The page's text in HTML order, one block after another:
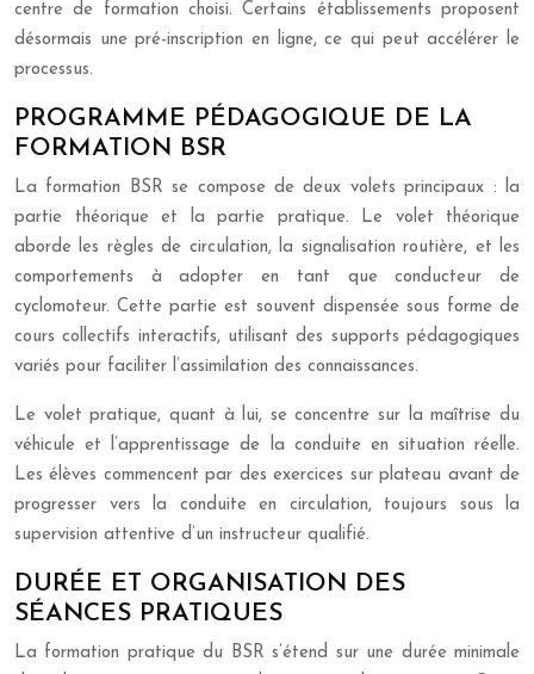
centre de formation choisi. Certains établissements proposent
désormais une pré-inscription en ligne, ce qui peut accélérer le
processus.
PROGRAMME PÉDAGOGIQUE DE LA
FORMATION BSR
La formation BSR se compose de deux volets principaux : la
partie théorique et la partie pratique. Le volet théorique
aborde les règles de circulation, la signalisation routière, et les
comportements à adopter en tant que conducteur de
cyclomoteur. Cette partie est souvent dispensée sous forme de
cours collectifs interactifs, utilisant des supports pédagogiques
variés pour faciliter l’assimilation des connaissances.
Le volet pratique, quant à lui, se concentre sur la maîtrise du
véhicule et l’apprentissage de la conduite en situation réelle.
Les élèves commencent par des exercices sur plateau avant de
progresser vers la conduite en circulation, toujours sous la
supervision attentive d’un instructeur qualifié.
DURÉE ET ORGANISATION DES
SÉANCES PRATIQUES
La formation pratique du BSR s’étend sur une durée minimale